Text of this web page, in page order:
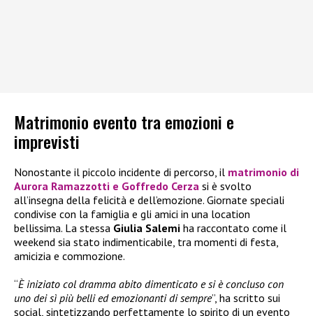
Matrimonio evento tra emozioni e
imprevisti
Nonostante il piccolo incidente di percorso, il matrimonio di
Aurora Ramazzotti e Goffredo Cerza si è svolto
all’insegna della felicità e dell’emozione. Giornate speciali
condivise con la famiglia e gli amici in una location
bellissima. La stessa Giulia Salemi ha raccontato come il
weekend sia stato indimenticabile, tra momenti di festa,
amicizia e commozione.
“È iniziato col dramma abito dimenticato e si è concluso con
uno dei sì più belli ed emozionanti di sempre”, ha scritto sui
social, sintetizzando perfettamente lo spirito di un evento